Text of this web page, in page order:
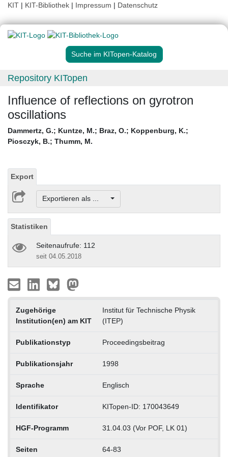
KIT | KIT-Bibliothek | Impressum | Datenschutz
Suche im KITopen-Katalog
Repository KITopen
Influence of reflections on gyrotron
oscillations
Dammertz, G.; Kuntze, M.; Braz, O.; Koppenburg, K.;
Piosczyk, B.; Thumm, M.
Export
Exportieren als ...
Statistiken
Seitenaufrufe: 112
seit 04.05.2018
Zugehörige
Institution(en) am KIT
Institut für Technische Physik
(ITEP)
Publikationstyp Proceedingsbeitrag
Publikationsjahr 1998
Sprache Englisch
Identifikator KITopen-ID: 170043649
HGF-Programm 31.04.03 (Vor POF, LK 01)
Seiten 64-83